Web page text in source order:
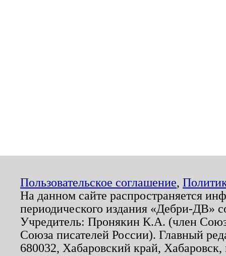
Пользовательское соглашение,
На данном сайте распространяется
периодического издания «Дебри-ДВ»
Учредитель: Пронякин К.А. (член
Союза писателей России). Главный
680032, Хабаровский край,